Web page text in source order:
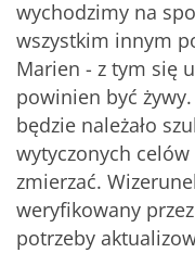
wychodzimy na
wszystkim innym
Marien - z tym się
powinien być
będzie należało
wytyczonych
zmierzać.
weryfikowany
potrzeby